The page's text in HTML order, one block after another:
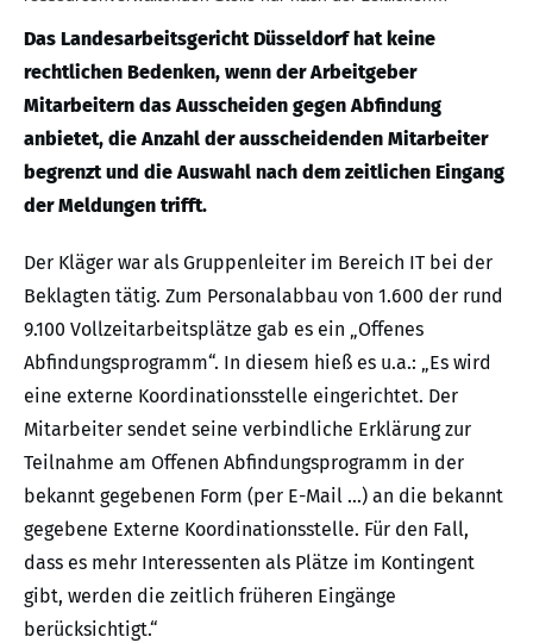
anderen Kriterien freigegeben wird.
Das Landesarbeitsgericht Düsseldorf hat keine
rechtlichen Bedenken, wenn der Arbeitgeber
Mitarbeitern das Ausscheiden gegen Abfindung
anbietet, die Anzahl der ausscheidenden Mitarbeiter
begrenzt und die Auswahl nach dem zeitlichen Eingang
der Meldungen trifft.
Der Kläger war als Gruppenleiter im Bereich IT bei der
Beklagten tätig. Zum Personalabbau von 1.600 der rund
9.100 Vollzeitarbeitsplätze gab es ein „Offenes
Abfindungsprogramm“. In diesem hieß es u.a.: „Es wird
eine externe Koordinationsstelle eingerichtet. Der
Mitarbeiter sendet seine verbindliche Erklärung zur
Teilnahme am Offenen Abfindungsprogramm in der
bekannt gegebenen Form (per E-Mail …) an die bekannt
gegebene Externe Koordinationsstelle. Für den Fall,
dass es mehr Interessenten als Plätze im Kontingent
gibt, werden die zeitlich früheren Eingänge
berücksichtigt.“